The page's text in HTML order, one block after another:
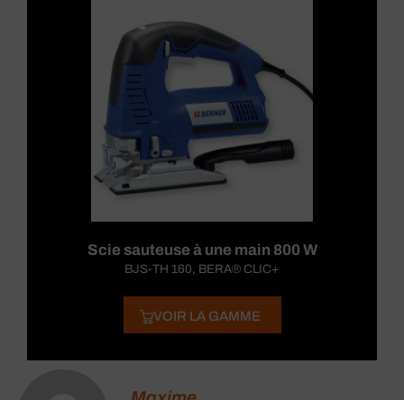
Scie sauteuse à une main 800 W
BJS-TH 160, BERA® CLIC+
VOIR LA GAMME